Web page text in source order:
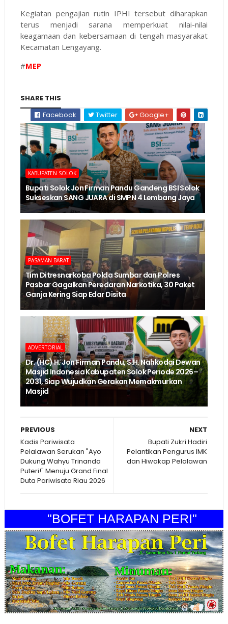
Kegiatan pengajian rutin IPHI tersebut diharapkan
terus menjadi sarana memperkuat nilai-nilai
keagamaan dan kebersamaan di tengah masyarakat
Kecamatan Lengayang.
#MEP
SHARE THIS
Facebook
Twitter Google+
KABUPATEN SOLOK
Bupati Solok Jon Firman Pandu Gandeng BSI Solok
Sukseskan SANG JUARA di SMPN 4 Lembang Jaya
PASAMAN BARAT
Tim Ditresnarkoba Polda Sumbar dan Polres
Pasbar Gagalkan Peredaran Narkotika, 30 Paket
Ganja Kering Siap Edar Disita
ADVERTORIAL
Dr. (HC) H. Jon Firman Pandu, S.H. Nahkodai Dewan
Masjid Indonesia Kabupaten Solok Periode 2026–
2031, Siap Wujudkan Gerakan Memakmurkan
Masjid
NEXT
Bupati Zukri Hadiri
Pelantikan Pengurus IMK
dan Hiwakap Pelalawan
PREVIOUS
Kadis Pariwisata
Pelalawan Serukan "Ayo
Dukung Wahyu Trinanda
Puteri!" Menuju Grand Final
Duta Pariwisata Riau 2026
"BOFET HARAPAN PERI"